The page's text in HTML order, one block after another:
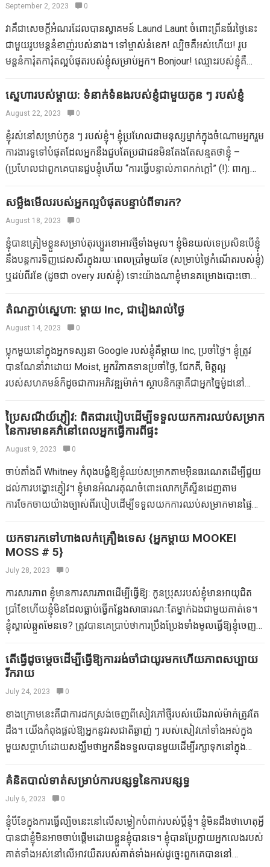
September 2, 2023 0
វាគឺជាសេចក្តីអំណរដែលបានស្វាគមន៍ Laund Launt ចំពោះព្រីនធ័រថ្ងៃនេះ
ជាមួយរូបមន្តនំខាញ់របស់នាង។ ទៅម្ចាស់នំខេក! ល្បិចគឺអស់ហើយ! រូប
មន្តនំការ៉ុតការ៉ុតល្អបំផុតរបស់ខ្ញុំសម្រាប់អ្នក។ Bonjour! ឈ្មោះរបស់ខ្ញុំគឺ
ជំនួយការ – វេបសាយ – វេន – វេន … .patissier អ្នកបង្កើតអ្នកបង្កើតទេព
អប្សរ pudding នៃទេពអប្សរ។ ជឿលើរូបសណ្ឋានទឡ្ហីងពួរដែលជាទីលំនៅថ្មី
ផ្តល់ឱ្យខ្ញុំនូវតំបន់មួយនៅលើប្លក់របស់នាងនៅថ្ងៃនេះ។ នេះជាឱកាសមួយ!
ដូច្នេះខ្ញុំគិតថាខ្ញុំត្រូវតែចែករំលែកអ្វីដែលពិតជាពិសេសជាមួយអ្នក។ មែន
ហើយវាមិនមានប្រភេទពិសេសជាងនេះទេ។…
ស្នេហារបស់ម្តាយ: ទំនាក់ទំនងរបស់ខ្ញុំជាមួយកូន ៗ របស់ខ្ញុំ
August 22, 2023 0
ខ្ញុំរស់នៅសម្រាប់កូន ៗ របស់ខ្ញុំ។ ខ្ញុំប្រហែលជាមនុស្សម្នាក់ក្នុងចំណោមអ្នករួម
ការងារទូទៅបំផុតដែលអ្នកនឹងជួបតែប្រជាជនមិនតែងតែសន្មតថាខ្ញុំ –
(ប្រហែលជាពួកគេបានជួបខ្ញុំហើយ “ការធ្វើបន្ទាល់ភាពកក់ក្តៅ” (!): ពាក្យ
សន្មតថាសេចក្តីប្រាថ្នាគួរតែមកដោយចំណាយនៃរាល់សភាវគតិរបស់ម្តាយ។
វាមិនដូច្នោះទេ។ ខ្ញុំមានមហិច្ឆិតាជាងមុនដែលខ្ញុំជាកូនច្បងព្រោះកូន ៗ ខ្ញុំ
ឥឡូវជាកម្លាំងជំរុញនិងជាកម្លាំងជំរុញរបស់ខ្ញុំ។ វាក៏ក្លាយជារបស់ពួកគេដែរខ្ញុំ
ធ្វើការឆ្លាតជាងមុនមិនពិបាកទេដូច្នេះយើងទទួលបានពេលវេលាច្រើនតាម
ដែលអាចធ្វើទៅបានជាមួយគ្នា។ ពួកគេរក្សាខ្ញុំក្នុងការត្រួតពិនិត្យ។ នៅលើការ
ឆ្លុះបញ្ចាំងខ្ញុំតែងតែជាមាតា។ ខ្ញុំជាក្មេងដែលចូលចិត្តមើលថែរក្សាកូនដទៃ
Craiche នៅឯថ្នាក់ហាត់ប្រាណម្តាយរបស់ខ្ញុំបានចូលរួមថ្ងៃសៅរ៍ជាច្រើន។ ខ្ញុំ
តែងតែធ្វើឱ្យមានទំនាស់ឆ្ពោះទៅរកកុមារហើយពួកគេមករកខ្ញុំ។ ខ្ញុំសរសេរ
អំពីវាឱ្យបានល្អបន្ថែមទៀតនៅក្នុងសៀវភៅរបស់ខ្ញុំ mumboss ប៉ុន្តែខ្ញុំមិន
ដែលបានជួបក្មេងដែលមិនចូលចិត្តខ្ញុំ (ហិកតា) ។…
សម្លឹងមើលរបស់អ្នកល្អបំផុតបន្ទាប់ពីទារក?
August 18, 2023 0
ខ្ញុំបានត្រៀមខ្លួនសម្រាប់តុរប្យួរខោអាវថ្មីទាំងមូល។ ខ្ញុំមិនយល់ទេប្រសិនបើខ្ញុំ
នឹងបន្តការទិញជេសសឺរក្នុងរយៈពេលប្រាំមួយខែ (សម្រាប់ថ្ងៃកំណើតរបស់ខ្ញុំ)
ឬដប់ពីរខែ (ដូចជា overy របស់ខ្ញុំ) ទោះយ៉ាងណាខ្ញុំមានគម្រោងបោះចោល
មិនសមហេតុផល? ប្រហែល។ ខ្ញុំបានអង្គុយជាមួយលីហ្សាពីគេហទំព័រ
www.blahggy.com ដើម្បីនិយាយអំពីម៉ូដក៏ដូចជាការកែប្រែរាងកាយ
ប្រើខ្សែក្រវ៉ាត់មួយ។ ចុះ​អ្នក​វិញ? តើសម្លៀកបំពាក់ដែលអ្នកចង់បាននៅ
ពេលណាដែលអ្នកចង់មើលទៅអស្ចារ្យ? តើពួកគេខុសគ្នាជាងទារកមុនដែរឬ
ទេ?
តំណភ្ជាប់ស្នេហា: ម្តាយ Inc, ជារៀងរាល់ថ្ងៃ
August 14, 2023 0
ប្លុកមួយនៅក្នុងអ្នកទស្សនា Google របស់ខ្ញុំគឺម្តាយ Inc, ប្រចាំថ្ងៃ។ ខ្ញុំត្រូវ
បានណែនាំវាដោយ Moist, អ្នកវិភាគទានប្រចាំថ្ងៃ, ជែកគី, មិត្តល្អ
របស់សហគមន៍ក៏ដូចជាការអភិវឌ្ឍម៉ាក់។ ស្ថាបនិកឆ្មាគឺជាអ្នកច្នៃម៉ូដនៅ
as well as fellow developing mothers to catch a few…
ប្រៃសណីយ៍ភ្ញៀវ: ពិតជារបៀបដើម្បីទទួលយកការឈប់សម្រាក
នៃការមានគភ៌នៅពេលអ្នកធ្វើការពីផ្ទះ
August 9, 2023 0
ចាប់តាំងពី Whitney កំពុងបង្ខំឱ្យខ្ញុំឈប់សម្រាកតាមអ៊ិនធរណេតដើម្បីជួយ
ដល់ការបង្ហោះភ្ញៀវ។ ខ្ញុំមានអំណរគុណចំពោះលោកគ្រីស្ទីនដេញតាម
ការចែកចាយយ៉ាងច្បាស់ពីរបៀបដើម្បីទទួលយកការឈប់សម្រាកមានផ្ទៃ
គំរូរបស់នាង។ ខ្ញុំសង្ឃឹមថាអ្នកនឹងរីករាយជាមួយនឹងសំលេងដ៏ល្អជាច្រើន
ដែលមកជាមួយគ្នានៅខែនេះ! Kristen ដែលមាន Drev, Bridget,
Quinlan, ក៏ដូចជា Margot ផងដែរ ដោយសារតែភារកិច្ចរបស់ខ្ញុំគឺ
អាចបត់បែនបានយ៉ាងខ្លាំងក៏ដូចជាខ្ញុំមានប្រភេទបន្តិចខ្ញុំពឹងផ្អែកលើភាព
ខ្ជាប់ខ្ជួនរបស់មិត្តល្អរបស់ខ្ញុំក៏ដូចជាអ្នកផ្សាយពាណិជ្ជកម្ម Liz Gumbinner
ដើម្បីបង្ខំឱ្យខ្ញុំចូលទៅក្នុងការឈប់សម្រាកមានផ្ទៃពោះ។ ហេតុផលរបស់ខ្ញុំជា
ពិសេសជាមួយនឹងកូនទី 2 របស់ខ្ញុំគឺខ្ញុំមិនមានការឈប់សម្រាកទេចាប់តាំងពី
ខ្ញុំមានក្មេងម្នាក់បន្ថែមទៀត (ឬពីរ) ដើម្បីដេញតាមនោះការងារសម្រាប់ខ្ញុំគឺជា
ការរំខានក៏ដូចជាក វិធីសាស្រ្តក្នុងការឆ្លងកាត់ម៉ោងបំបៅកូនដោយទឹកដោះ
របស់ខ្ញុំខ្ញុំបានធ្វើឱ្យល្អបំផុតរបស់ខ្ញុំដើម្បីធ្វើឱ្យការងាររបស់ខ្ញុំជាមុនក៏ដូចជា
បន្ទាប់មកផ្តល់ឱ្យពួកគេនូវគំនិតនៅពេលដែលជឿថាខ្ញុំបានត្រៀមខ្លួនត្រឡប់
មកវិញ។ ភាពស្រស់ស្អាតនៃការធ្វើការជាមួយ (និងសម្រាប់) ម្តាយគឺថាពួកគេ
ពិតជាយល់ច្បាស់អំពីការជាសះស្បើយក្រោយគណបក្ស។ ប្រសិនបើមានតែ
យកទារកទៅហាងលក់គ្រឿងទេស {អ្នកម្តាយ MOOKEI
MOSS # 5}
July 28, 2023 0
ការសារភាព ខ្ញុំមានការសារភាពដើម្បីធ្វើឱ្យ: កូនប្រុសរបស់ខ្ញុំមានអាយុជិត
ប្រាំខែហើយខ្ញុំមិនដែលធ្លាប់ធ្វើកន្លែងសាធារណៈតែម្នាក់ឯងជាមួយគាត់ទេ។
ខ្ញុំស្គាល់ឆ្កួតមែនទេ? ត្រូវបានគេប្រាប់ថាការប្រឹងប្រែងទាំងមូលធ្វើឱ្យខ្ញុំចេញពី
ស្រឡាញ់របស់ខ្ញុំដែលផ្សងព្រេងពិភពលោកជាមួយគ្នា។ មានកៅអីរថយន្ត
រទេះរុញកាបូបកន្ទបកាបូបកាបូបរបស់ខ្ញុំអូនិងការពិតដ៏សាមញ្ញដែលខ្ញុំនៅលើ
ពិភពលោកដូច្នេះប្រសិនបើកូនរបស់ខ្ញុំធ្វើអ្វីទាំងអស់ប៉ុន្តែញញឹមខ្ញុំនឹងប្រណាំង
ហើយខ្ញុំនឹងប្រណាំង មានបំណងចង់ទទួលបានការចាប់អារម្មណ៍ពីហាង។ អូ!
នោះគ្រាន់តែជាខ្ញុំដែរឬទេ? មិនអីទេត្រជាក់។ ប៉ុន្តែនេះជារឿង: ខ្ញុំជាអ្នកគាំទ្រ
ពិភពលោក (ភាគច្រើន) ។ ខ្ញុំចូលចិត្តធ្វើអ្វីខ្ញុំរស់នៅក្នុងទីក្រុងដែលមាន
លក្ខណៈគ្រួសារហើយខ្ញុំក៏ដឹងដែរថាត្រូវរក្សាផ្ទះទៅ។ ខ្ញុំមិនត្រឹមតែអាចទុកឱ្យ
ទារកដែលបានបើកមើលបូជាបក់របស់គាត់ Bob Bob Bob អ្នកសាងសង់
និងសន្តិភាពចេញមកយកសាច់មាន់ … ដូច្នេះខ្ញុំត្រូវតែពាក់ស្បែកជើងកាំក្មេង
ស្រីធំរបស់ខ្ញុំហើយក្លាហានលើពិភពលោក។ តើអ្វីដែលអាក្រក់បំផុតដែលអាច
កើតឡើង? គាត់អាចយំបានទេ? ខ្ញុំតែងតែចាកចេញជានិច្ច។ គាត់អាចដើរ
បាន? ខ្ញុំតែងតែអាចផ្លាស់ប្តូរគាត់នៅហាងឬនៅផ្ទះក្នុងរយៈពេលពីរបីនាទី។
គាត់អាចមានភាពអស្ចារ្យទាំងស្រុងហើយទាក់ទាញខ្ញុំឱ្យនាំគាត់ចេញ
តើធ្វើដូចម្តេចដើម្បីធ្វើឱ្យការរង់ចាំជាយូរមកហើយភាពសប្បាយ
រីករាយ
July 24, 2023 0
ខាងក្រោមនេះគឺជាការដកស្រង់ចេញពីសៀវភៅថ្មីរបស់យើងរាល់ម៉ាក់ត្រូវតែ
ដឹង។ យើងកំពុងផ្តល់ឱ្យអ្នកនូវរសជាតិឆ្ងាញ់ ៗ របស់សៀវភៅទាំងអស់ក្នុង
មួយសប្តាហ៍ដោយសង្ឃឹមថាអ្នកនឹងទទួលបានមួយដើម្បីរក្សាទុកនៅក្នុង
ខ្លាំងឡើងយើងទាំងអស់គ្នាមានទូរស័ព្ទវៃឆ្លាតដែលផ្ទុកជាមួយកម្មវិធីវីដេអូនិង
រូបថតគ្រួសារដើម្បីធ្វើឱ្យឃីដដូរបស់យើងរីករាយ។ ប៉ុន្តែតើវាហាក់ដូចជាមិន
យូរប៉ុន្មានហាក់ដូចជាការរង់ចាំយូរបំផុតមិននឹកស្មានដល់នៅពេលដែលអ្នក
មិនបានត្រៀមទុកជាមុន? មិនថាអ្នកកំពុងឈរនៅជួរវែងឬរង់ចាំភាពអស់
កល្បនៅភោជនីយដ្ឋានទេនេះគឺជាល្បិចម៉ាក់មួយចំនួនដែលអាចហុចពេល
វេលាដែលថ្មទូរស័ព្ទបានស្លាប់: កូនឆ្កែម្រាមដៃ។ ប្រើប៊ិចដើម្បីគូរមុខខ្លះនៅលើ
គំនិតបាល់ទាត់សម្រាប់ការបន្សុទ្ធនៃការបន្សុទ្ធ
July 6, 2023 0
ខ្ញុំបីខែក្នុងការធ្វើល្បិចនេះនៅលើសម្លៀកបំពាក់របស់ប្តីខ្ញុំ។ ខ្ញុំមិនដឹងថាហេតុអ្វី
បានជាខ្ញុំមិនអាចចាប់ផ្តើមដោយខ្លួនខ្ញុំបានទេ។ ខ្ញុំបានប្រែក្លាយអ្នកលេងរបស់
គាត់ទាំងអស់នៅលើអាវយឺតរបស់គាត់ទាំងអស់ដូច្នេះពួកគេបាននៅ